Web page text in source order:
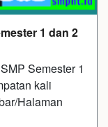
1 dan 2
Semester 1
kali
Halaman